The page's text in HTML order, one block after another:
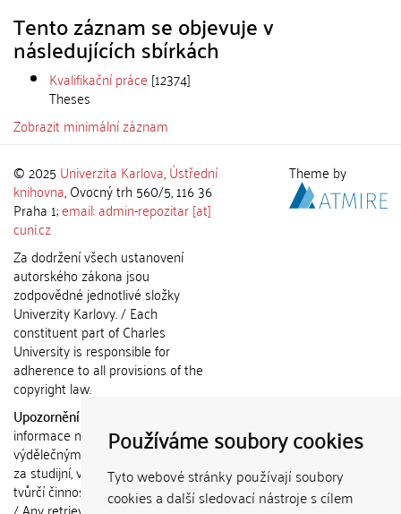
Používáme soubory cookies
Tyto webové stránky používají soubory
cookies a další sledovací nástroje s cílem
Tento záznam se objevuje v
následujících sbírkách
Kvalifikační práce [12374]
Theses
Zobrazit minimální záznam
© 2025 Univerzita Karlova,Ústřední
knihovna, Ovocný trh 560/5, 116 36
Praha 1;email: admin-repozitar [at]
cuni.cz
Za dodržení všech ustanovení
autorského zákona jsou
zodpovědné jednotlivé složky
Univerzity Karlovy. / Each
constituent part of Charles
University is responsible for
adherence to all provisions of the
copyright law.
Upozornění / Notice:
informace nemohou být použity k
výdělečným účelům nebo vydávány
za studijní, vědeckou nebo jinou
tvůrčí činnost jiné osoby než autora.
Theme by